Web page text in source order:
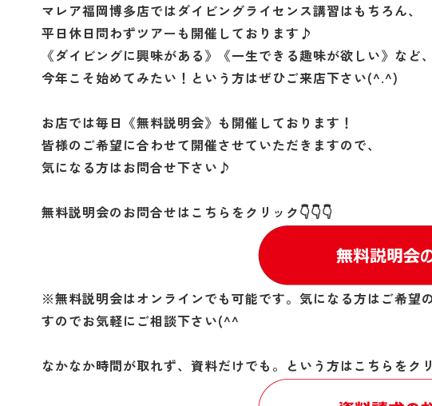
マレア福岡博多店ではダイビングライセンス講習はもちろん、
平日休日問わずツアーも開催しております♪
《ダイビングに興味がある》《一生できる趣味が欲しい》など、
今年こそ始めてみたい！という方はぜひご来店下さい(^.^)
お店では毎日《無料説明会》も開催しております！
皆様のご希望に合わせて開催させていただきますので、
気になる方はお問合せ下さい♪
無料説明会のお問合せはこちらをクリック👇👇👇
※無料説明会はオンラインでも可能です。気になる方はご希望
すのでお気軽にご相談下さい(^^
なかなか時間が取れず、資料だけでも。という方はこちらをク